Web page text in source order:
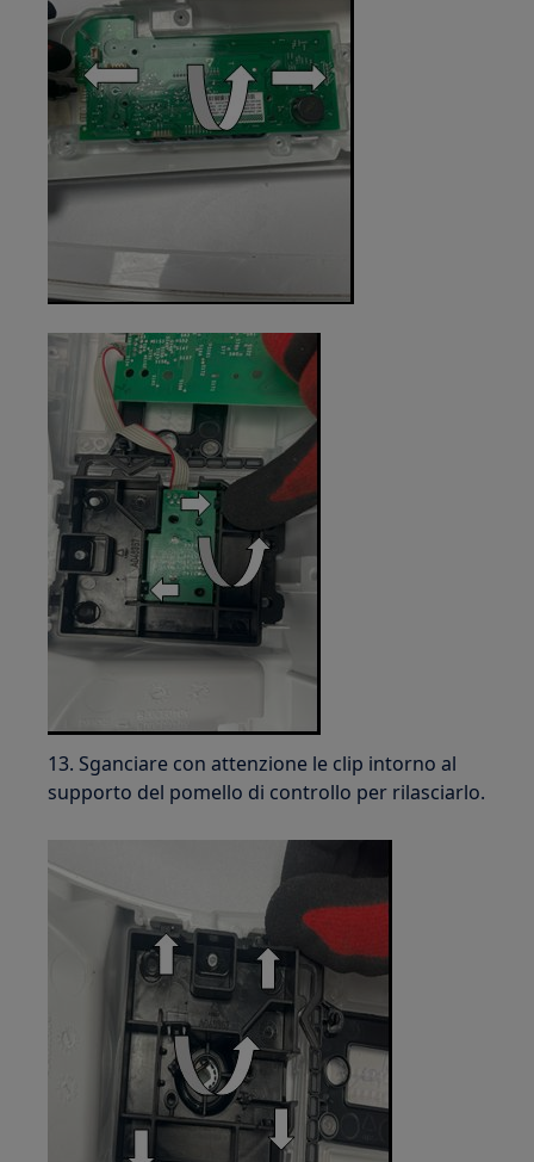
13. Sganciare con attenzione le clip intorno al
supporto del pomello di controllo per rilasciarlo.